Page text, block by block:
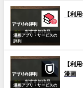
漫画アプリ・サービスの
評判
【利
漫画アプリ・サービスの
【利
漫画